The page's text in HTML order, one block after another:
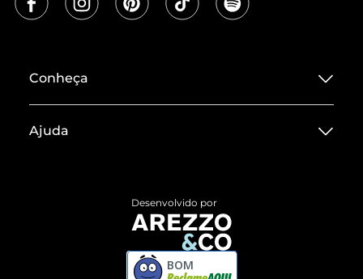
Conheça
Termos de Uso
ZZ MALL é confiável
Ajuda
Devolução do Produto
Compre pelo WhatsApp
Desenvolvido por
BOM